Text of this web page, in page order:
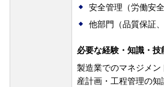
安全管理（労働安
他部門（品質保証
必要な経験・知識・技
製造業でのマネジメ
産計画・工程管理の